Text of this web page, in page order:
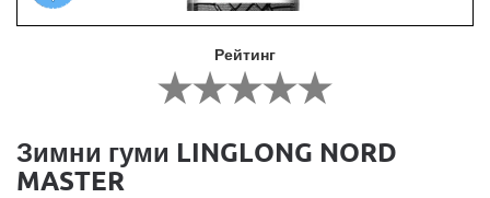
Рейтинг
Зимни гуми LINGLONG NORD
MASTER